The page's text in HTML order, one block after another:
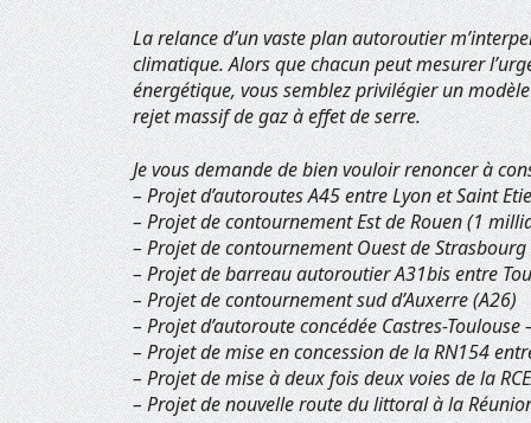
La relance d’un vaste plan autoroutier
climatique. Alors que chacun peut mesurer
énergétique, vous semblez privilégier un
rejet massif de gaz à effet de serre.
Je vous demande de bien vouloir renoncer à
– Projet d’autoroutes A45 entre Lyon et Saint
– Projet de contournement Est de Rouen (1
– Projet de contournement Ouest de
– Projet de barreau autoroutier A31bis entre
– Projet de contournement sud d’Auxerre (A26)
– Projet d’autoroute concédée Castres-
– Projet de mise en concession de la RN154
– Projet de mise à deux fois deux voies de la
– Projet de nouvelle route du littoral à la